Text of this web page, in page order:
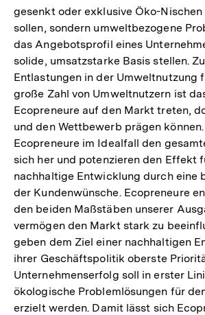
gesenkt oder exklusive Öko-
sollen, sondern umweltbezogene
das Angebotsprofil eines
solide, umsatzstarke Basis stellen.
Entlastungen in der Umweltnutzung
große Zahl von Umweltnutzern ist
Ecopreneure auf den Markt treten,
und den Wettbewerb prägen
Ecopreneure im Idealfall den
sich her und potenzieren den Effekt
nachhaltige Entwicklung durch eine
der Kundenwünsche. Ecopreneure
den beiden Maßstäben unserer
vermögen den Markt stark zu
geben dem Ziel einer nachhaltigen
ihrer Geschäftspolitik oberste
Unternehmenserfolg soll in erster
ökologische Problemlösungen für
erzielt werden. Damit lässt sich